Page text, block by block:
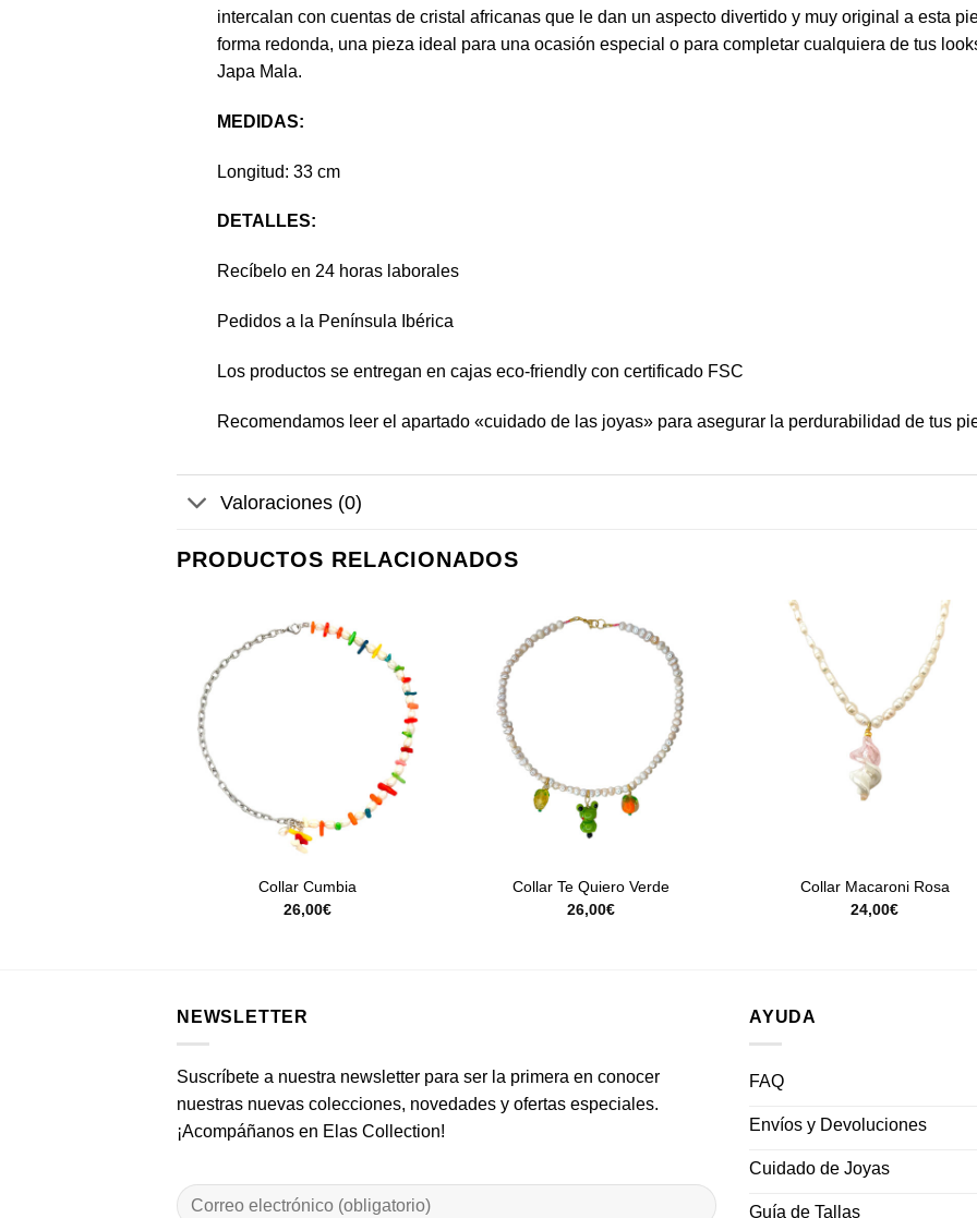
intercalan con cuentas de cristal africanas que le dan un aspecto divertido y muy original a esta
forma redonda, una pieza ideal para una ocasión especial o para completar cualquiera de tus
Japa Mala.
MEDIDAS:
Longitud: 33 cm
DETALLES:
Recíbelo en 24 horas laborales
Pedidos a la Península Ibérica
Los productos se entregan en cajas eco-friendly con certificado FSC
Recomendamos leer el apartado «cuidado de las joyas» para asegurar la perdurabilidad de tus
Valoraciones (0)
PRODUCTOS RELACIONADOS
Collar Cumbia
26,00€
Collar Te Quiero Verde
26,00€
Collar Macaroni Rosa
24,00€
NEWSLETTER
Suscríbete a nuestra newsletter para ser la primera en conocer
nuestras nuevas colecciones, novedades y ofertas especiales.
¡Acompáñanos en Elas Collection!
AYUDA
FAQ
Envíos y Devoluciones
Cuidado de Joyas
Guía de Tallas